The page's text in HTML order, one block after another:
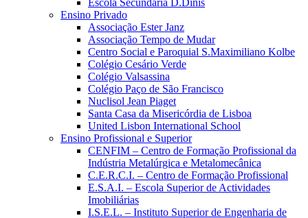
Escola Secundária D.Dinis
Ensino Privado
Associação Ester Janz
Associação Tempo de Mudar
Centro Social e Paroquial S.Maximiliano Kolbe
Colégio Cesário Verde
Colégio Valsassina
Colégio Paço de São Francisco
Nuclisol Jean Piaget
Santa Casa da Misericórdia de Lisboa
United Lisbon International School
Ensino Profissional e Superior
CENFIM – Centro de Formação Profissional da
Indústria Metalúrgica e Metalomecânica
C.E.R.C.I. – Centro de Formação Profissional
E.S.A.I. – Escola Superior de Actividades
Imobiliárias
I.S.E.L. – Instituto Superior de Engenharia de